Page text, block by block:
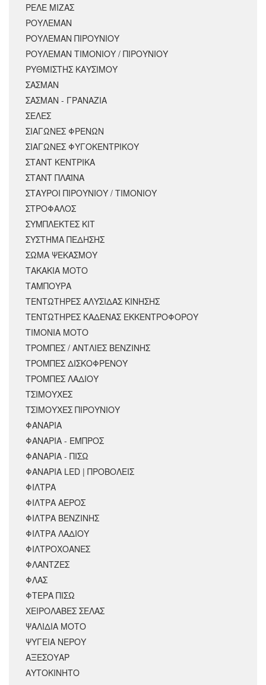
ΡΕΛΕ ΜΙΖΑΣ
ΡΟΥΛΕΜΑΝ
ΡΟΥΛΕΜΑΝ ΠΙΡΟΥΝΙΟΥ
ΡΟΥΛΕΜΑΝ ΤΙΜΟΝΙΟΥ / ΠΙΡΟΥΝΙΟΥ
ΡΥΘΜΙΣΤΗΣ ΚΑΥΣΙΜΟΥ
ΣΑΣΜΑΝ
ΣΑΣΜΑΝ - ΓΡΑΝΑΖΙΑ
ΣΕΛΕΣ
ΣΙΑΓΩΝΕΣ ΦΡΕΝΩΝ
ΣΙΑΓΩΝΕΣ ΦΥΓΟΚΕΝΤΡΙΚΟΥ
ΣΤΑΝΤ ΚΕΝΤΡΙΚΑ
ΣΤΑΝΤ ΠΛΑΪΝΑ
ΣΤΑΥΡΟΙ ΠΙΡΟΥΝΙΟΥ / ΤΙΜΟΝΙΟΥ
ΣΤΡΟΦΑΛΟΣ
ΣΥΜΠΛΕΚΤΕΣ ΚΙΤ
ΣΥΣΤΗΜΑ ΠΕΔΗΣΗΣ
ΣΩΜΑ ΨΕΚΑΣΜΟΥ
ΤΑΚΑΚΙΑ ΜΟΤΟ
ΤΑΜΠΟΥΡΑ
ΤΕΝΤΩΤΗΡΕΣ ΑΛΥΣΙΔΑΣ ΚΙΝΗΣΗΣ
ΤΕΝΤΩΤΗΡΕΣ ΚΑΔΕΝΑΣ ΕΚΚΕΝΤΡΟΦΟΡΟΥ
ΤΙΜΟΝΙΑ ΜΟΤΟ
ΤΡΟΜΠΕΣ / ΑΝΤΛΙΕΣ ΒΕΝΖΙΝΗΣ
ΤΡΟΜΠΕΣ ΔΙΣΚΟΦΡΕΝΟΥ
ΤΡΟΜΠΕΣ ΛΑΔΙΟΥ
ΤΣΙΜΟΥΧΕΣ
ΤΣΙΜΟΥΧΕΣ ΠΙΡΟΥΝΙΟΥ
ΦΑΝΑΡΙΑ
ΦΑΝΑΡΙΑ - ΕΜΠΡΟΣ
ΦΑΝΑΡΙΑ - ΠΙΣΩ
ΦΑΝΑΡΙΑ LED | ΠΡΟΒΟΛΕΙΣ
ΦΙΛΤΡΑ
ΦΙΛΤΡΑ ΑΕΡΟΣ
ΦΙΛΤΡΑ ΒΕΝΖΙΝΗΣ
ΦΙΛΤΡΑ ΛΑΔΙΟΥ
ΦΙΛΤΡΟΧΟΑΝΕΣ
ΦΛΑΝΤΖΕΣ
ΦΛΑΣ
ΦΤΕΡΑ ΠΙΣΩ
ΧΕΙΡΟΛΑΒΕΣ ΣΕΛΑΣ
ΨΑΛΙΔΙΑ ΜΟΤΟ
ΨΥΓΕΙΑ ΝΕΡΟΥ
ΑΞΕΣΟΥΆΡ
ΑΥΤΟΚΙΝΗΤΟ